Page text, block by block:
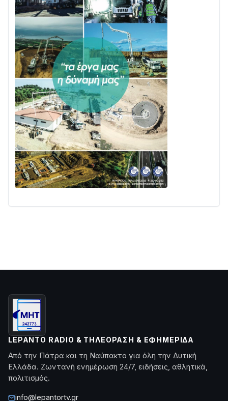
LEPANTO RADIO & ΤΗΛΕΌΡΑΣΗ & ΕΦΗΜΕΡΊΔΑ
Από την Πάτρα και τη Ναύπακτο για όλη την Δυτική
Ελλάδα. Ζωντανή ενημέρωση 24/7, ειδήσεις, αθλητικά,
πολιτισμός.
info@lepantortv.gr